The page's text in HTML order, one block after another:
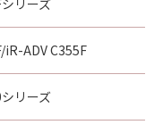
BELOW OR
YOU
READ THIS
AND AGREE
リーズ
iR-ADV C355F
リーズ